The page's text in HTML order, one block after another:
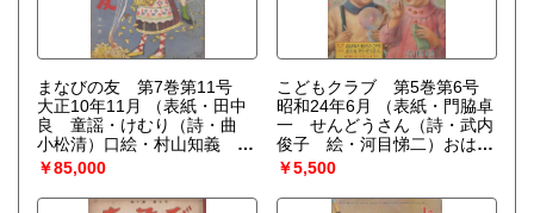
まなびの友 第7巻第11号
大正10年11月
（表紙・田中
良 童謡・けむり（詩・曲
小松清）口絵・村山知義 お
姫様と寝小便をする子（村山
忠夫）狐に化かされた話（森
五郎）海邊より（小松清）子
￥85,000
こどもクラブ 第5巻第6号
昭和24年6月
（表紙・門脇卓
一 せんどうさん（詩・武内
俊子 絵・河目悌二）おはな
ばたけ（絵・川島はるよ）た
のしいゆうえんち（絵・あび
このぶひこ）世界名作えばな
￥5,500